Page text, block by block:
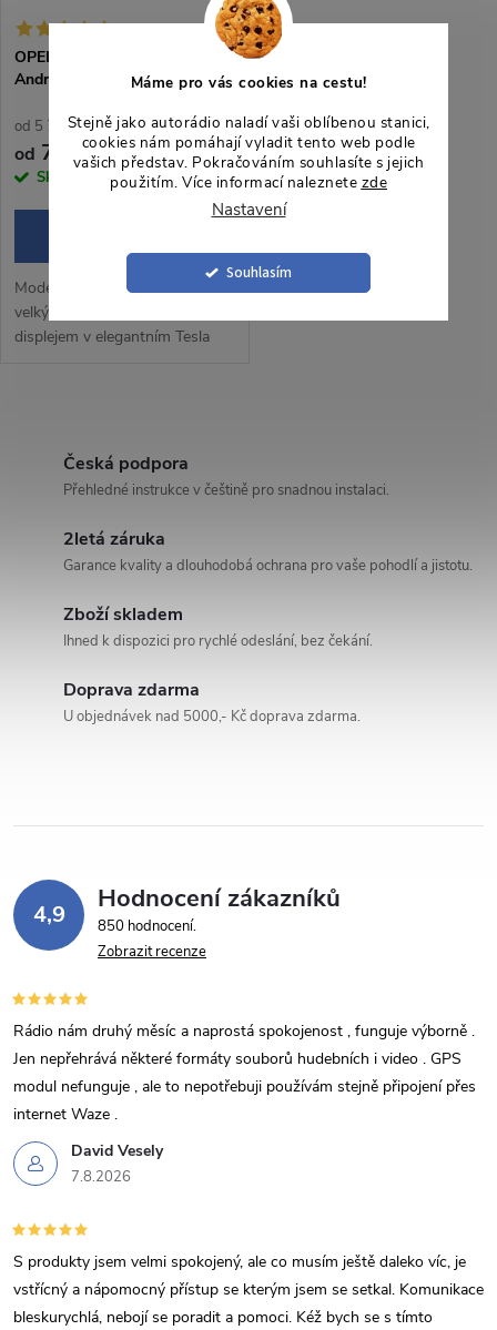
Máme pro vás cookies na cestu!
Stejně jako autorádio naladí vaši oblíbenou stanici,
cookies nám pomáhají vyladit tento web podle
vašich představ. Pokračováním souhlasíte s jejich
použitím. Více informací naleznete zde
Nastavení
Souhlasím
OPELINS9701 Autorádio 9,7“
Android Opel Insignia
od 5 785,12 Kč bez DPH
od 7 000 Kč
Skladem 3 ks
Moderní 2DIN autorádio s
velkým 9,7" dotykovým
displejem v elegantním Tesla
r
v
k
v
ý
p
i
s
u
Česká podpora
Přehledné instrukce v češtině pro snadnou instalaci.
2letá záruka
Garance kvality a dlouhodobá ochrana pro vaše pohodlí a jistotu.
Zboží skladem
Ihned k dispozici pro rychlé odeslání, bez čekání.
Doprava zdarma
U objednávek nad 5000,- Kč doprava zdarma.
4,9 Hodnocení zákazníků
850 hodnocení
Zobrazit recenze
David Vesely
7.8.2026
Rádio nám druhý měsíc a naprostá spokojenost , funguje výborně .
Jen nepřehrává některé formáty souborů hudebních i video . GPS
modul nefunguje , ale to nepotřebuji používám stejně připojení přes
internet Waze .
S produkty jsem velmi spokojený, ale co musím ještě daleko víc, je
vstřícný a nápomocný přístup se kterým jsem se setkal. Komunikace
bleskurychlá, nebojí se poradit a pomoci. Kéž bych se s tímto